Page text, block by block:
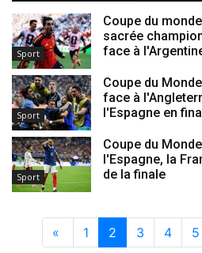
Sport
Coupe du
sacrée
face à
Sport
Coupe du
face à
l'Espagne en
Sport
Coupe du
l'Espagne, la
de la finale
« 1 2 3 4 5